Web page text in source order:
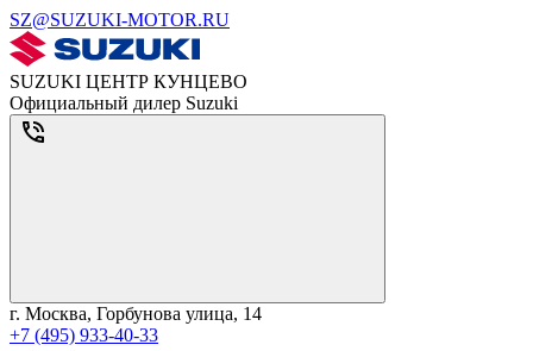
SZ@SUZUKI-MOTOR.RU
SUZUKI ЦЕНТР КУНЦЕВО
Официальный дилер Suzuki
г. Москва, Горбунова улица, 14
+7 (495) 933-40-33